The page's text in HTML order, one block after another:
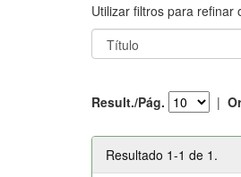
Utilizar filtros para refinar
Result./Pág. |
Resultado 1-1 de 1.